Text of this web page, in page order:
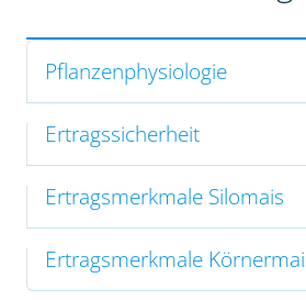
Pflanzenphysiologie
Ertragssicherheit
Ertragsmerkmale Silomais
Ertragsmerkmale